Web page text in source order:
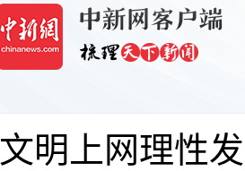
文明上网理性